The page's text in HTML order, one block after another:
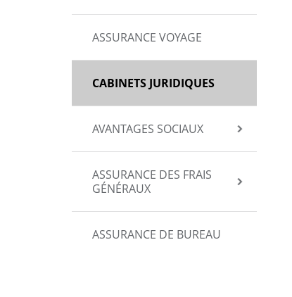
ASSURANCE VOYAGE
CABINETS JURIDIQUES
AVANTAGES SOCIAUX
ASSURANCE DES FRAIS
GÉNÉRAUX
ASSURANCE DE BUREAU